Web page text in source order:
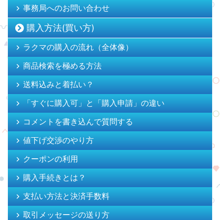
事務局へのお問い合わせ
購入方法(買い方)
ラクマの購入の流れ（全体像）
商品検索を極める方法
送料込みと着払い？
「すぐに購入可」と「購入申請」の違い
コメントを書き込んで質問する
値下げ交渉のやり方
クーポンの利用
購入手続きとは？
支払い方法と決済手数料
取引メッセージの送り方